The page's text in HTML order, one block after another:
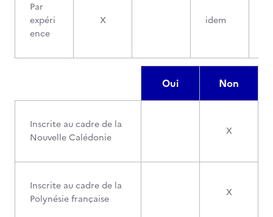
Par
expéri
ence
X idem
Oui Non
Inscrite au cadre de la
Nouvelle Calédonie
X
Inscrite au cadre de la
Polynésie française
X